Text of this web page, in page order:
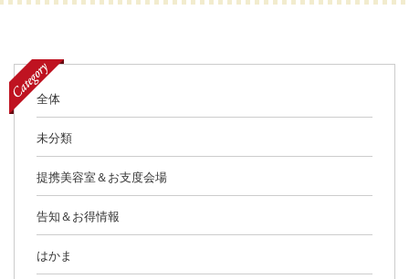
全体
未分類
提携美容室＆お支度会場
告知＆お得情報
はかま